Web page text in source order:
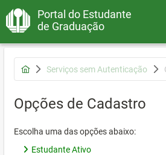
Portal do Estudante
de Graduação
Serviços sem Autenticação
Opções de Cadastro
Escolha uma das opções abaixo:
Estudante Ativo